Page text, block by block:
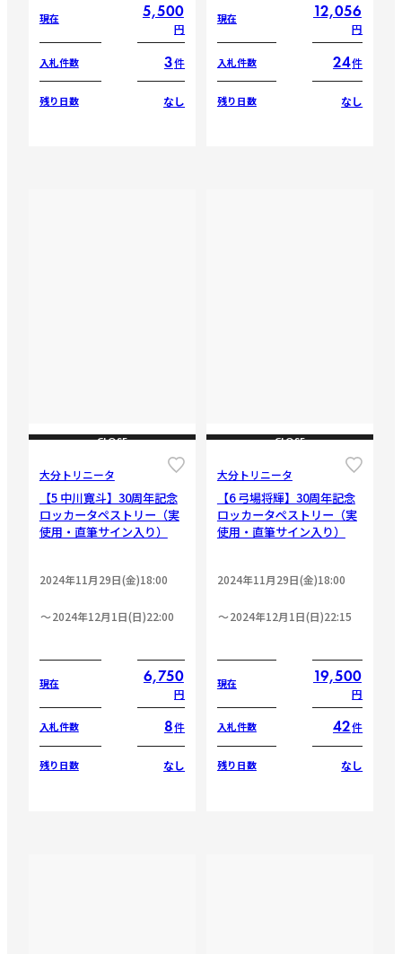
現在 5,500
円
入札件数 3件
残り日数 なし
現在 12,056
円
入札件数 24件
残り日数 なし
CLOSE
大分トリニータ
【5 中川寛斗】30周年記念
ロッカータペストリー（実
使用・直筆サイン入り）
2024年11月29日(金)18:00
2024年12月1日(日)22:00
現在 6,750
円
入札件数 8件
残り日数 なし
CLOSE
大分トリニータ
【6 弓場将輝】30周年記念
ロッカータペストリー（実
使用・直筆サイン入り）
2024年11月29日(金)18:00
2024年12月1日(日)22:15
現在 19,500
円
入札件数 42件
残り日数 なし